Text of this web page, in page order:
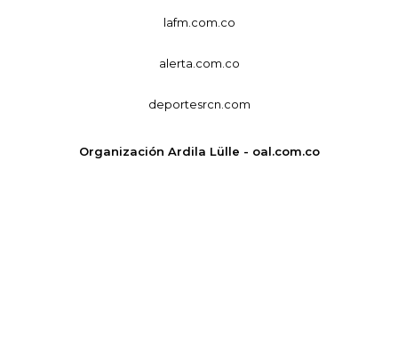
lafm.com.co
alerta.com.co
deportesrcn.com
Organización Ardila Lülle - oal.com.co